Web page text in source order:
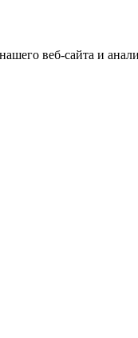
веб-сайта и